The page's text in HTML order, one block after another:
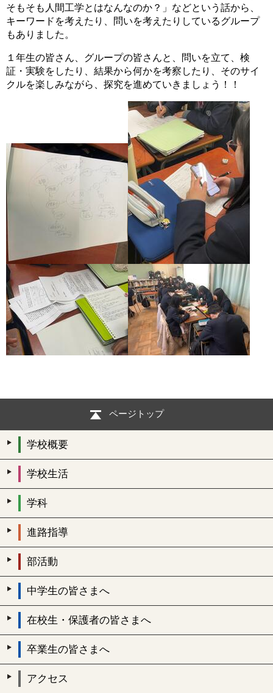
そもそも人間工学とはなんなのか？」などという話から、
キーワードを考えたり、問いを考えたりしているグループ
もありました。
１年生の皆さん、グループの皆さんと、問いを立て、検
証・実験をしたり、結果から何かを考察したり、そのサイ
クルを楽しみながら、探究を進めていきましょう！！
ページトップ
学校概要
学校生活
学科
進路指導
部活動
中学生の皆さまへ
在校生・保護者の皆さまへ
卒業生の皆さまへ
アクセス